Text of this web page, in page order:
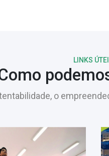
LINKS
o